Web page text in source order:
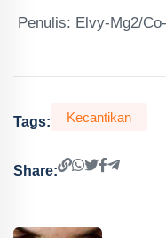
Penulis: Elvy-Mg2/
Tags: Kecantikan
Share: